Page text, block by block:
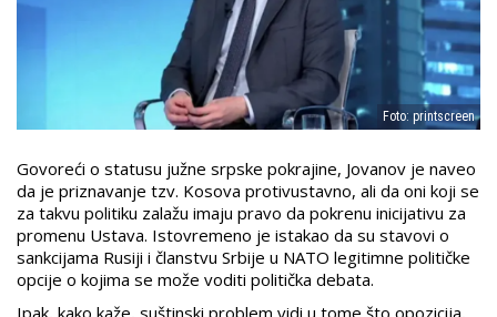
Foto: printscreen
Govoreći o statusu južne srpske pokrajine, Jovanov je naveo
da je priznavanje tzv. Kosova protivustavno, ali da oni koji se
za takvu politiku zalažu imaju pravo da pokrenu inicijativu za
promenu Ustava. Istovremeno je istakao da su stavovi o
sankcijama Rusiji i članstvu Srbije u NATO legitimne političke
opcije o kojima se može voditi politička debata.
Ipak, kako kaže, suštinski problem vidi u tome što opozicija,